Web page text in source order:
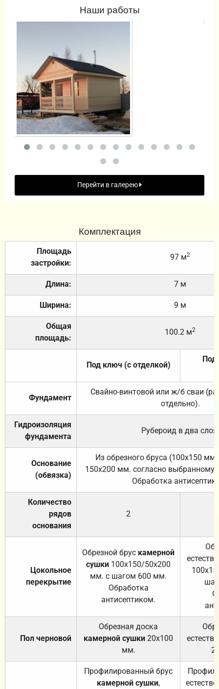
Наши работы
Перейти в галерею
Комплектация
Площадь
застройки:
97 м2
Длина: 7 м
Ширина: 9 м
Общая
площадь:
100.2 м2
Под ключ (с отделкой)
Под
Фундамент
Свайно-винтовой или ж/б сваи
отдельно).
Гидроизоляция
фундамента
Рубероид в два слоя.
Основание
(обвязка)
Из обрезного бруса (100х150
150х200 мм. согласно выбранному
Обработка
Количество
рядов
основания
2
Цокольное
перекрытие
Обрезной брус камерной
сушки 100х150/50х200
мм. с шагом 600 мм.
Обработка
антисептиком.
Пол черновой
Обрезная доска
камерной сушки 20х100
мм.
Профилированный брус
камерной сушки,